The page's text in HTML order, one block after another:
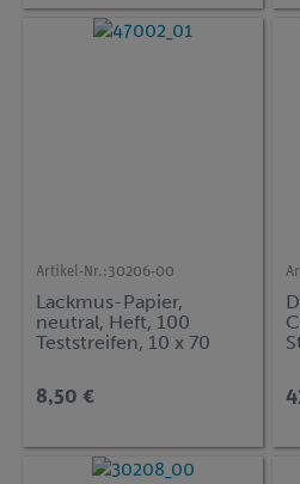
Artikel-Nr.:30206-00
Lackmus-Papier,
neutral, Heft, 100
Teststreifen, 10 x 70
8,50 €